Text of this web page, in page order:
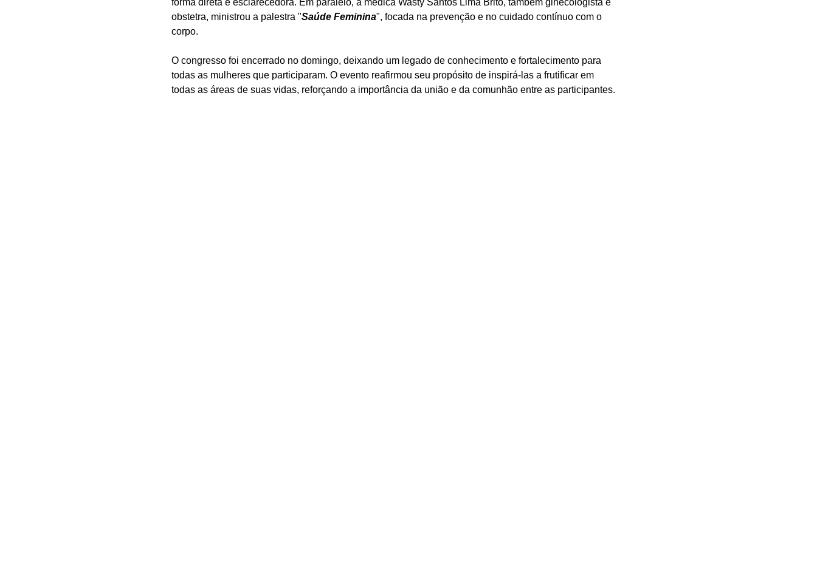
forma direta e esclarecedora. Em paralelo, a médica Wasty Santos Lima Brito, também ginecologista e
obstetra, ministrou a palestra "Saúde Feminina", focada na prevenção e no cuidado contínuo com o
corpo.
O congresso foi encerrado no domingo, deixando um legado de conhecimento e fortalecimento para
todas as mulheres que participaram. O evento reafirmou seu propósito de inspirá-las a frutificar em
todas as áreas de suas vidas, reforçando a importância da união e da comunhão entre as participantes.